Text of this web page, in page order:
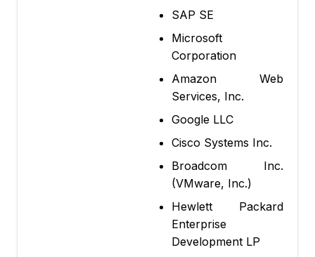
SAP SE
Microsoft
Corporation
Amazon Web
Services, Inc.
Google LLC
Cisco Systems Inc.
Broadcom Inc.
(VMware, Inc.)
Hewlett Packard
Enterprise
Development LP